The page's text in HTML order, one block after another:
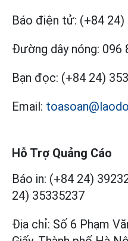
Báo điện tử: (+84 24)
Đường dây nóng: 096
Bạn đọc: (+84 24)
Email:
Hỗ Trợ Quảng Cáo
Báo in: (+84 24)
24) 35335237
Địa chỉ: Số 6 Phạm